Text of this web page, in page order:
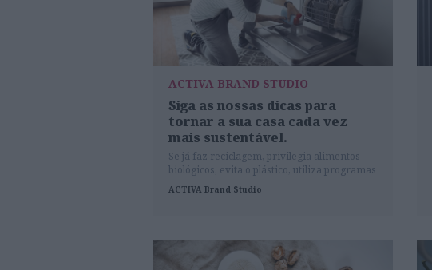
ACTIVA BRAND STUDIO
Siga as nossas dicas para
tornar a sua casa cada vez
mais sustentável.
Se já faz reciclagem, privilegia alimentos
biológicos, evita o plástico, utiliza programas
de poupança energética ou, por exemplo,
reduz o consumo de água em casa com
sustentável.
ACTIVA Brand Studio